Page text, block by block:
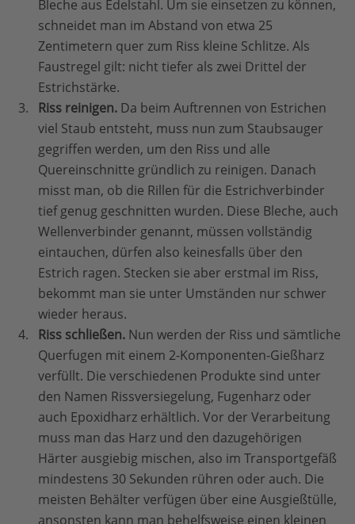
Bleche aus Edelstahl. Um sie einsetzen zu können,
schneidet man im Abstand von etwa 25
Zentimetern quer zum Riss kleine Schlitze. Als
Faustregel gilt: nicht tiefer als zwei Drittel der
Estrichstärke.
Riss reinigen. Da beim Auftrennen von Estrichen
viel Staub entsteht, muss nun zum Staubsauger
gegriffen werden, um den Riss und alle
Quereinschnitte gründlich zu reinigen. Danach
misst man, ob die Rillen für die Estrichverbinder
tief genug geschnitten wurden. Diese Bleche, auch
Wellenverbinder genannt, müssen vollständig
eintauchen, dürfen also keinesfalls über den
Estrich ragen. Stecken sie aber erstmal im Riss,
bekommt man sie unter Umständen nur schwer
wieder heraus.
Riss schließen. Nun werden der Riss und sämtliche
Querfugen mit einem 2-Komponenten-Gießharz
verfüllt. Die verschiedenen Produkte sind unter
den Namen Rissversiegelung, Fugenharz oder
auch Epoxidharz erhältlich. Vor der Verarbeitung
muss man das Harz und den dazugehörigen
Härter ausgiebig mischen, also im Transportgefäß
mindestens 30 Sekunden rühren oder auch. Die
meisten Behälter verfügen über eine Ausgießtülle,
ansonsten kann man behelfsweise einen kleinen